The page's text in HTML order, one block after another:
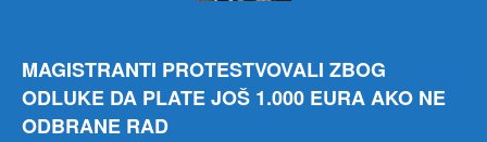
MAGISTRANTI PROTESTVOVALI ZBOG
ODLUKE DA PLATE JOŠ 1.000 EURA AKO NE
ODBRANE RAD